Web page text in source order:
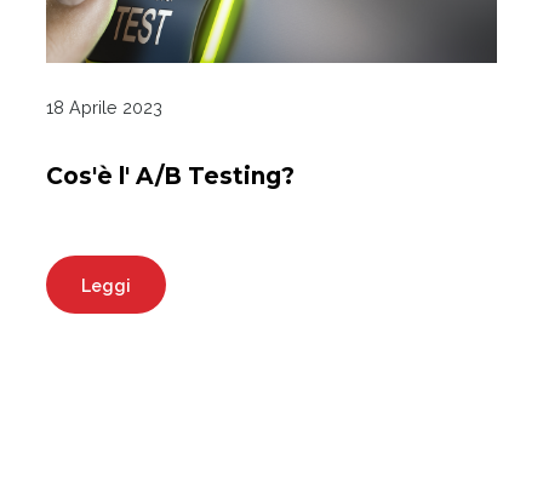
18 Aprile 2023
Cos'è l' A/B Testing?
Leggi